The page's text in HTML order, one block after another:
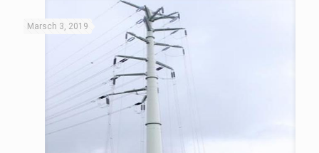
Marsch 3, 2019